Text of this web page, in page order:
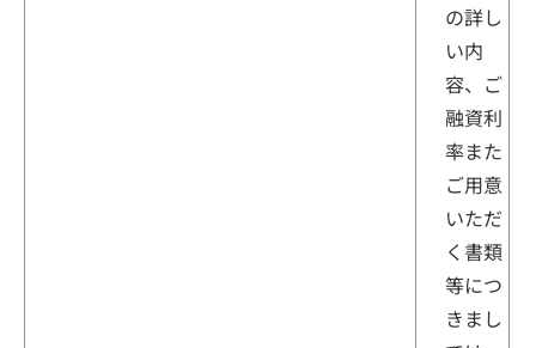
の詳し
い内
容、ご
融資利
率また
ご用意
いただ
く書類
等につ
きまし